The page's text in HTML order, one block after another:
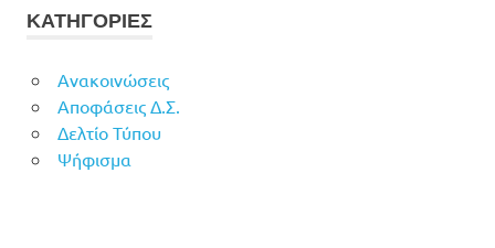
ΚΑΤΗΓΟΡΙΕΣ
Ανακοινώσεις
Αποφάσεις Δ.Σ.
Δελτίο Τύπου
Ψήφισμα